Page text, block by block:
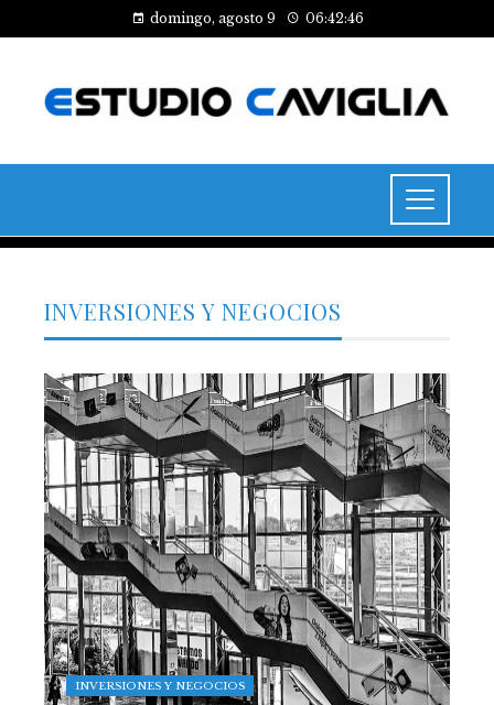
domingo, agosto 9 06:42:47
INVERSIONES Y NEGOCIOS
INVERSIONES Y NEGOCIOS